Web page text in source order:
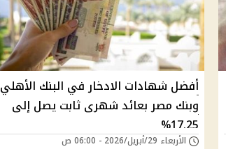
أفضل شهادات الادخار في البنك الأهلي
وبنك مصر بعائد شهرى ثابت يصل إلى
17.25%
الأربعاء 29/أبريل/2026 - 06:00 ص